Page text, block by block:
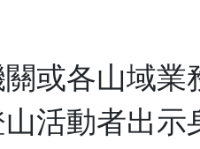
或各山域業
活動者出示